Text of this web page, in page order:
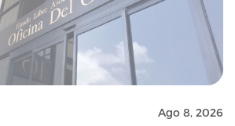
Ago 8, 2026